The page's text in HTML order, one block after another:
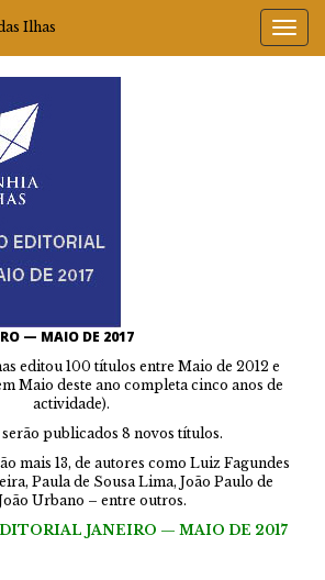
Ilhas
— MAIO DE 2017
editou 100 títulos entre Maio de 2012 e
Maio deste ano completa cinco anos de
actividade).
publicados 8 novos títulos.
mais 13, de autores como Luiz Fagundes
Paula de Sousa Lima, João Paulo de
Urbano – entre outros.
JANEIRO — MAIO DE 2017